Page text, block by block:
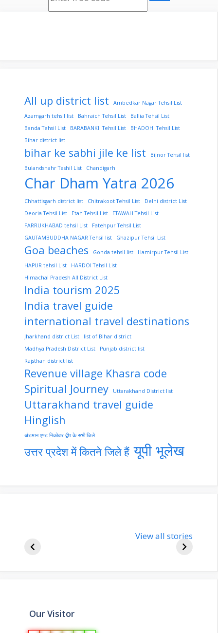
All up district list
Ambedkar Nagar Tehsil List
Azamgarh tehsil list
Bahraich Tehsil List
Ballia Tehsil List
Banda Tehsil List
BARABANKI Tehsil List
BHADOHI Tehsil List
Bihar district list
bihar ke sabhi jile ke list
Bijnor Tehsil list
Bulandshahr Teshil List
Chandigarh
Char Dham Yatra 2026
Chhattisgarh district list Chitrakoot Tehsil List
Delhi district List
Deoria Tehsil List
Etah Tehsil List
ETAWAH Tehsil List
FARRUKHABAD tehsil List
Fatehpur Tehsil List
GAUTAMBUDDHA NAGAR Tehsil list
Ghazipur Tehsil List
Goa beaches Gonda tehsil list
Hamirpur Tehsil List
HAPUR tehsil List
HARDOI Tehsil List
Himachal Pradesh All District List
India tourism 2025
India travel guide
international travel destinations
Jharkhand district List
list of Bihar district
Madhya Pradesh District List
Punjab district list
Rajsthan district list
Revenue village Khasra code
Spiritual Journey
Uttarakhand District list
Uttarakhand travel guide
Hinglish
अंडमान एण्ड निकोबार द्वीप के सभी जिले
उत्तर प्रदेश में कितने जिले हैं यूपी भूलेख
bjp-india-
about
View all stories
Our Visitor